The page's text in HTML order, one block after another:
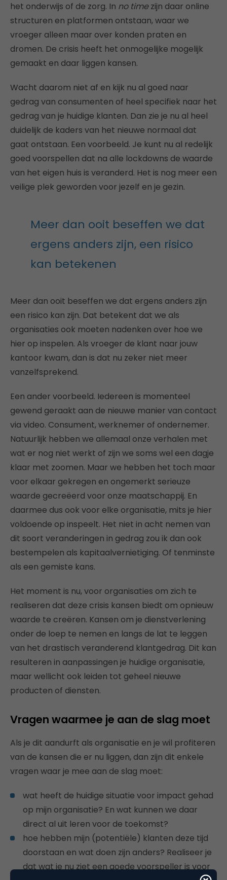
het onderwijs of de zorg. In no timezijn daar online
structuren en platformen ontstaan, waar we
vroeger alleen maar over konden praten en
dromen. De crisis heeft het onmogelijke mogelijk
gemaakt en daar liggen kansen.
Wacht daarom niet af en kijk nu al goed naar
gedrag van consumenten of heel specifiek naar het
gedrag van je huidige klanten. Dan zie je nu al heel
duidelijk de kaders van het nieuwe normaal dat
gaat ontstaan. Een voorbeeld. Je kunt nu al redelijk
goed voorspellen dat na alle lockdowns de waarde
van het eigen huis is veranderd. Het is nog meer een
veilige plek geworden voor jezelf en je gezin.
Meer dan ooit beseffen we dat
ergens anders zijn, een risico
kan betekenen
Meer dan ooit beseffen we dat ergens anders zijn
een risico kan zijn. Dat betekent dat we als
organisaties ook moeten nadenken over hoe we
hier op inspelen. Als vroeger de klant naar jouw
kantoor kwam, dan is dat nu zeker niet meer
vanzelfsprekend.
Een ander voorbeeld. Iedereen is momenteel
gewend geraakt aan de nieuwe manier van contact
via video. Consument, werknemer of ondernemer.
Natuurlijk hebben we allemaal onze verhalen met
wat er nog niet werkt of zijn we soms wel een dagje
klaar met zoomen. Maar we hebben het toch maar
voor elkaar gekregen en ongemerkt serieuze
waarde gecreëerd voor onze maatschappij. En
daarmee dus ook voor elke organisatie, mits je hier
voldoende op inspeelt. Het niet in acht nemen van
dit soort veranderingen in gedrag zou ik dan ook
bestempelen als kapitaalvernietiging. Of tenminste
als een gemiste kans.
Het moment is nu, voor organisaties om zich te
realiseren dat deze crisis kansen biedt om opnieuw
waarde te creëren. Kansen om je dienstverlening
onder de loep te nemen en langs de lat te leggen
van het drastisch veranderend klantgedrag. Dit kan
resulteren in aanpassingen je huidige organisatie,
maar wellicht ook leiden tot geheel nieuwe
producten of diensten.
Vragen waarmee je aan de slag moet
Als je dit aandurft als organisatie en je wil profiteren
van de kansen die er nu liggen, dan zijn dit enkele
vragen waar je mee aan de slag moet:
wat heeft de huidige situatie voor impact gehad
op mijn organisatie? En wat kunnen we daar
direct al uit leren voor de toekomst?
hoe hebben mijn (potentiële) klanten deze tijd
doorstaan en wat doen zijn anders? Realiseer je
dat wat je nu ziet een goede voorspeller is voor